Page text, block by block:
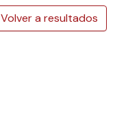
Volver a resultados